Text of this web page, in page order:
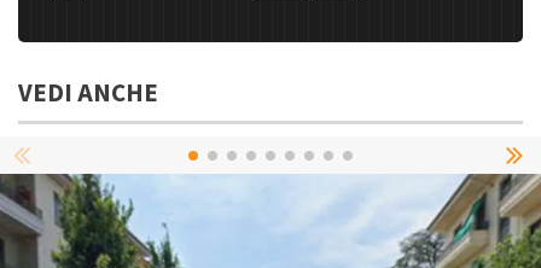
VEDI ANCHE